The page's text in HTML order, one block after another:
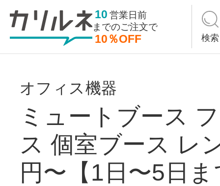
10 営業日前
までのご注文で
10％OFF 検索
オフィス機器
ミュートブース
ス 個室ブース レ
円〜【1日〜5日